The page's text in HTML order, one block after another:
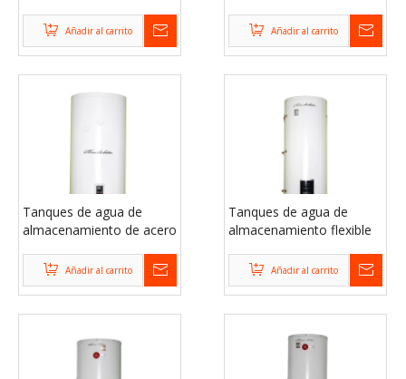
Añadir al carrito
agua
Añadir al carrito
Tanques de agua de
almacenamiento de acero
hogaresAñadir al carrito
Tanques de agua de
almacenamiento flexible
hogaresAñadir al carrito